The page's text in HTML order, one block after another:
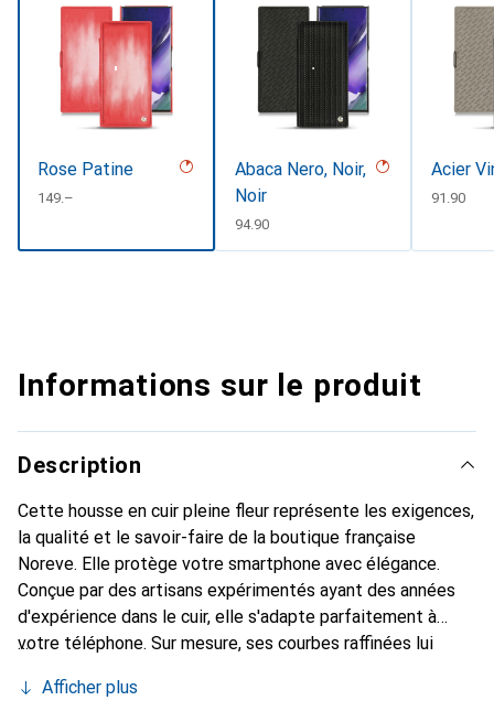
Rose Patine
CHF
149.–
Abaca Nero, Noir,
Noir
CHF
94.90
Acier
CHF
91.90
Informations sur le produit
Description
Cette housse en cuir pleine fleur représente les exigences,
la qualité et le savoir-faire de la boutique française
Noreve. Elle protège votre smartphone avec élégance.
Conçue par des artisans expérimentés ayant des années
d'expérience dans le cuir, elle s'adapte parfaitement à
votre téléphone. Sur mesure, ses courbes raffinées lui
l'accessoire chic et indispensable pour votre smartphone.
Afficher plus